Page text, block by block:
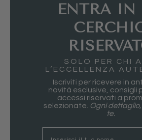
ENTRA IN
SOLO PER CHI
L’ECCELLENZA
Iscriviti per ricevere in
novità esclusive, consigli
accessi riservati a
selezionate. Ogni
te.